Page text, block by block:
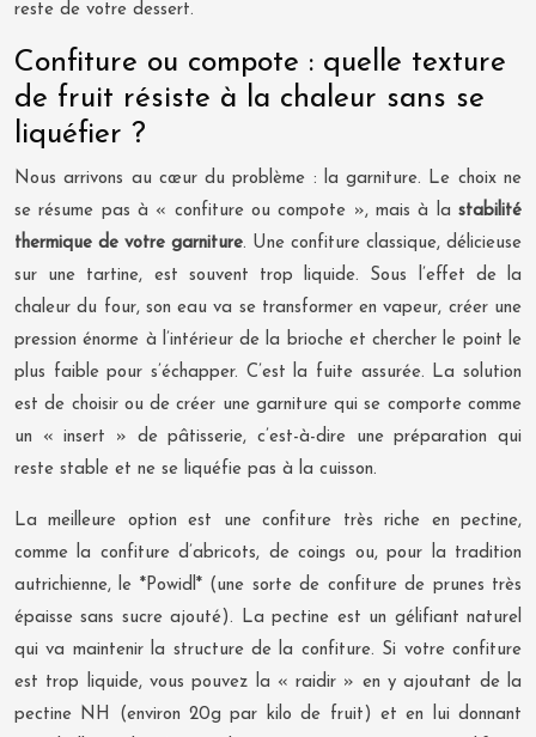
reste de votre dessert.
Confiture ou compote : quelle texture
de fruit résiste à la chaleur sans se
liquéfier ?
Nous arrivons au cœur du problème : la garniture. Le choix ne
se résume pas à « confiture ou compote », mais à la stabilité
thermique de votre garniture. Une confiture classique, délicieuse
sur une tartine, est souvent trop liquide. Sous l’effet de la
chaleur du four, son eau va se transformer en vapeur, créer une
pression énorme à l’intérieur de la brioche et chercher le point le
plus faible pour s’échapper. C’est la fuite assurée. La solution
est de choisir ou de créer une garniture qui se comporte comme
un « insert » de pâtisserie, c’est-à-dire une préparation qui
reste stable et ne se liquéfie pas à la cuisson.
La meilleure option est une confiture très riche en pectine,
comme la confiture d’abricots, de coings ou, pour la tradition
autrichienne, le *Powidl* (une sorte de confiture de prunes très
épaisse sans sucre ajouté). La pectine est un gélifiant naturel
qui va maintenir la structure de la confiture. Si votre confiture
est trop liquide, vous pouvez la « raidir » en y ajoutant de la
pectine NH (environ 20g par kilo de fruit) et en lui donnant